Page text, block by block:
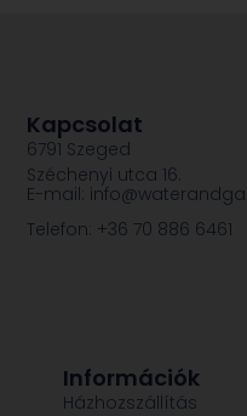
Információk
Házhozszállítás
Kapcsolat
6791 Szeged
Széchenyi utca 16.
E-mail:
Telefon: +36 70 886 6461